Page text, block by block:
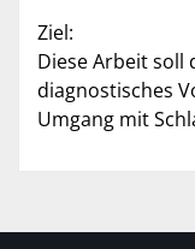
Ziel:
Diese Arbeit soll
diagnostisches
Umgang mit